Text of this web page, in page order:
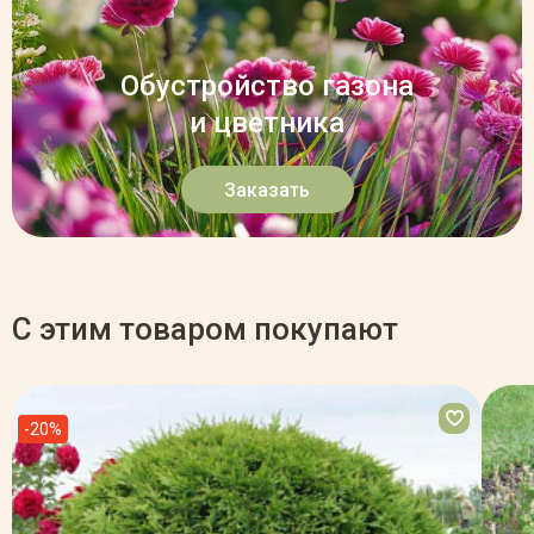
Обустройство газона
и цветника
Заказать
С этим товаром покупают
-20%